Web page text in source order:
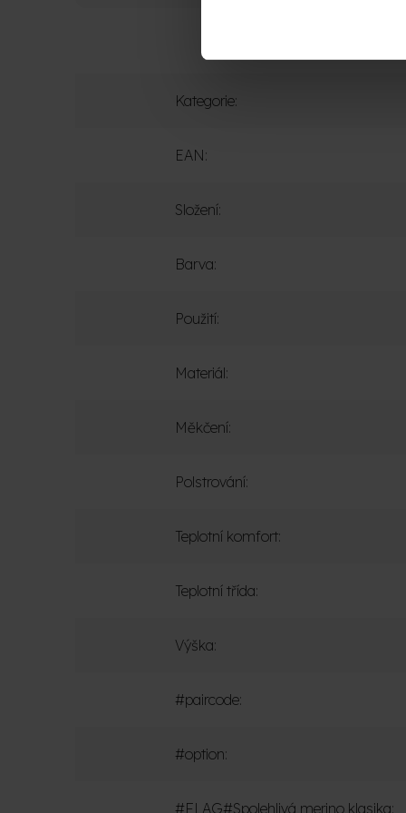
Kategorie:
EAN:
Složení:
Barva:
Použití:
Materiál:
Měkčení:
Polstrování:
Teplotní komfort:
Teplotní třída:
Výška:
#paircode:
#option:
#FLAG#Spolehlivá merino klasika: